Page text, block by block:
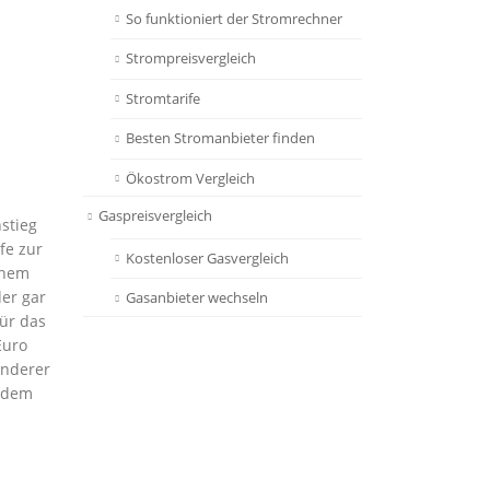
zur
gar
das
So funktioniert der Stromrechner
Strompreisvergleich
Stromtarife
Besten Stromanbieter finden
Ökostrom Vergleich
Gaspreisvergleich
Kostenloser Gasvergleich
Gasanbieter wechseln